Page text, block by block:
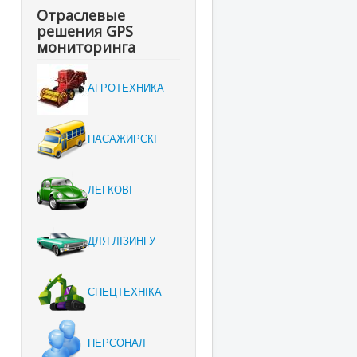
Отраслевые
решения GPS
мониторинга
АГРОТЕХНИКА
ПАСАЖИРСКІ
ЛЕГКОВІ
ДЛЯ ЛІЗИНГУ
СПЕЦТЕХНІКА
ПЕРСОНАЛ